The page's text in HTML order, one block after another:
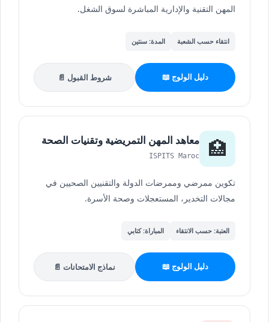
المهن التقنية والإدارية المباشرة لسوق الشغل.
انتقاء حسب الشعبة المدة: سنتين
دليل الولوج 📖 شروط القبول 📄
🏥 معاهد المهن التمريضية وتقنيات الصحة
ISPITS Maroc
تكوين ممرضي وممرضات الدولة والتقنيين الصحيين في
مجالات التخدير، المستعجلات وصحة الأسرة.
العتبة: حسب الانتقاء المباراة: كتابي
دليل الولوج 📖 نماذج الامتحانات 📄